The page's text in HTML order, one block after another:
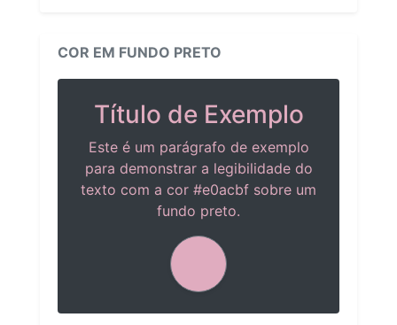
COR EM FUNDO PRETO
Título de Exemplo
Este é um parágrafo de exemplo
para demonstrar a legibilidade do
texto com a cor #e0acbf sobre um
fundo preto.